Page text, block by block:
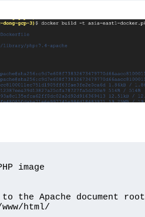
image
the Apache document root
html/